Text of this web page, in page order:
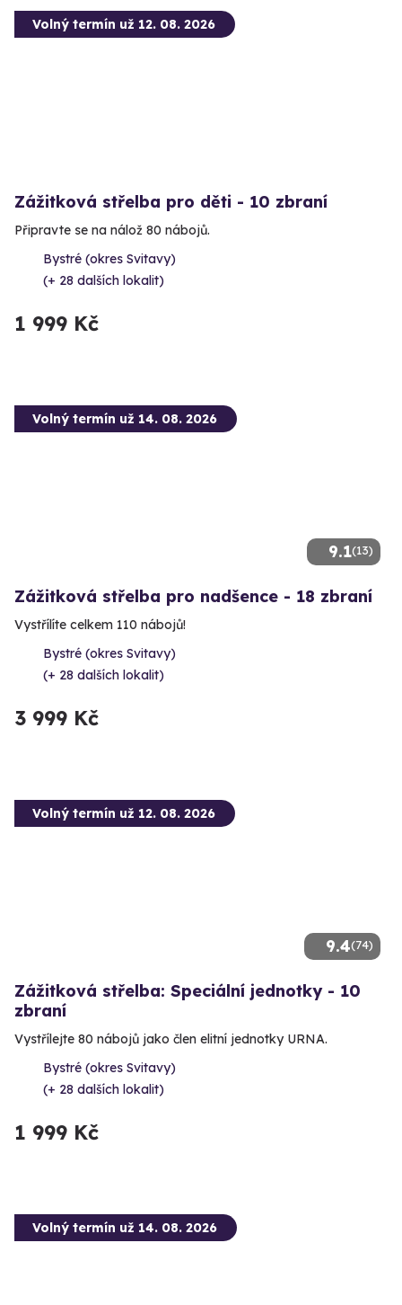
Volný termín už 12. 08. 2026
Zážitková střelba pro děti - 10 zbraní
Připravte se na nálož 80 nábojů.
Bystré (okres Svitavy)
(+ 28 dalších lokalit)
1 999 Kč
9.1(13)
Volný termín už 14. 08. 2026
Zážitková střelba pro nadšence - 18 zbraní
Vystřílíte celkem 110 nábojů!
Bystré (okres Svitavy)
(+ 28 dalších lokalit)
3 999 Kč
9.4(74)
Volný termín už 12. 08. 2026
Zážitková střelba: Speciální jednotky - 10
zbraní
Vystřílejte 80 nábojů jako člen elitní jednotky URNA.
Bystré (okres Svitavy)
(+ 28 dalších lokalit)
1 999 Kč
Volný termín už 14. 08. 2026